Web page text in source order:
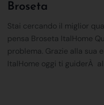
Broseta
Stai cercando il miglior
pensa Broseta ItalHome
problema. Grazie alla sua
ItalHome oggi ti guiderÀ